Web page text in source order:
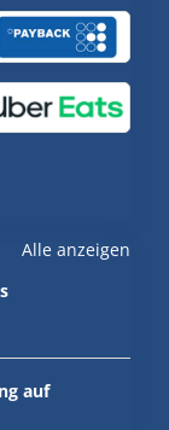
Alle anzeigen
auf